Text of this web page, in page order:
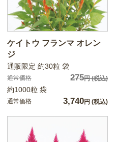
ケイトウ フランマ オレン
ジ
通販限定 約30粒 袋
通常価格 275円(税込)
約1000粒 袋
通常価格 3,740円 (税込)